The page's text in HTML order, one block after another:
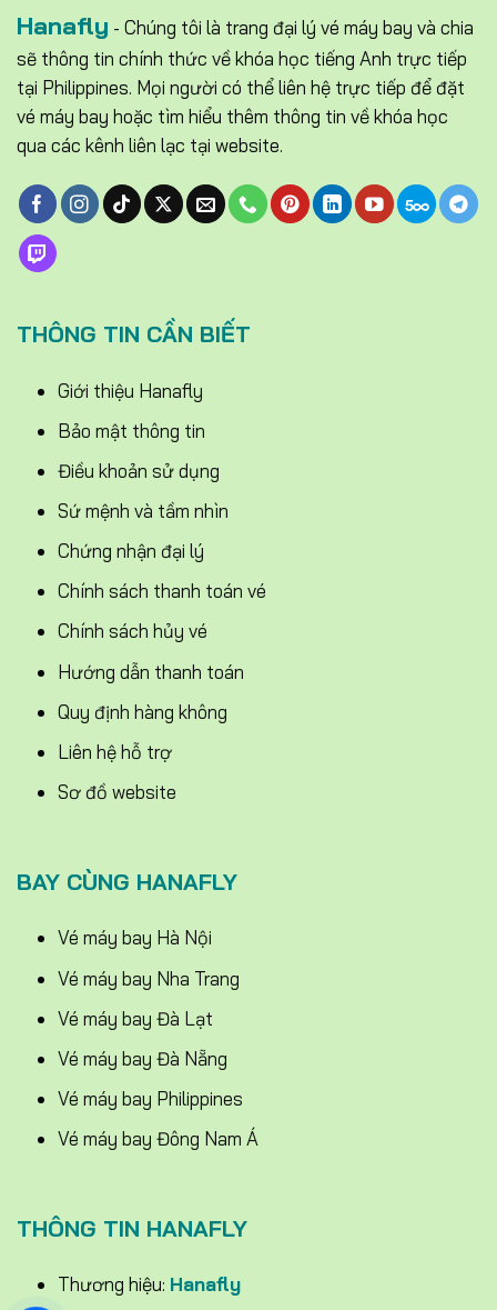
Hanafly - Chúng tôi là trang đại lý vé máy bay và chia
sẽ thông tin chính thức về khóa học tiếng Anh trực tiếp
tại Philippines. Mọi người có thể liên hệ trực tiếp để đặt
vé máy bay hoặc tìm hiểu thêm thông tin về khóa học
qua các kênh liên lạc tại website.
THÔNG TIN CẦN BIẾT
Giới thiệu Hanafly
Bảo mật thông tin
Điều khoản sử dụng
Sứ mệnh và tầm nhìn
Chứng nhận đại lý
Chính sách thanh toán vé
Chính sách hủy vé
Hướng dẫn thanh toán
Quy định hàng không
Liên hệ hỗ trợ
Sơ đồ website
BAY CÙNG HANAFLY
Vé máy bay Hà Nội
Vé máy bay Nha Trang
Vé máy bay Đà Lạt
Vé máy bay Đà Nẵng
Vé máy bay Philippines
Vé máy bay Đông Nam Á
THÔNG TIN HANAFLY
Thương hiệu: Hanafly